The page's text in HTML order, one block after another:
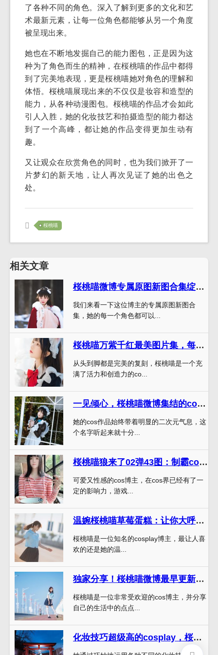
了各种不同的角色。深入了解到更多的文化和艺
术最新元素，让每一位角色都能够从另一个角度
被呈现出来。
她也在不断地发掘自己的能力图包，正是因为这
种为了角色而生的精神，在桜桃喵的作品中都得
到了完美地表现，更是桜桃喵她对角色的理解和
体悟。桜桃喵展现出来的不仅仅是妆容和造型的
能力，从各种动漫图包。桜桃喵的作品才会如此
引人入胜，她的化妆技艺和拍摄造型的能力都达
到了一个高峰，都让她的作品变得更加生动有
趣。
又让观众在欣赏角色的同时，也为我们掀开了一
片梦幻的新天地，让人再次见证了她的出色之
处。
桜桃喵
相关文章
桜桃喵微博专属原图新图合集绽放最贴近心灵的美丽，超越每一个想象
我们来看一下这位博主的专属原图新图合
集，她的每一个角色都可以...
桜桃喵万紫千红最美图片集，每一张都是一道绝美风景
从头到脚都是完美的复刻，桜桃喵是一个充
满了活力和创造力的co...
一见倾心，桜桃喵微博集结的cos作品集实在太惊艳
她的cos作品始终带着明显的二次元气息，这
个名字听起来就十分...
桜桃喵狼来了02弹43图：制霸cos照片界
可爱又性感的cos博主，在cos界已经有了一
定的影响力，游戏...
温婉桜桃喵草莓蛋糕：让你大呼过瘾的代表之一
桜桃喵是一位知名的cosplay博主，最让人喜
欢的还是她的温...
独家分享！桜桃喵微博最早更新最新作品首发。
桜桃喵是一位非常受欢迎的cos博主，并分享
自己的生活中的点点...
化妆技巧超级高的cosplay，桜桃喵的微博原图必须一睹为快